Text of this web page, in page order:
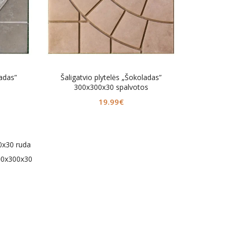
Šaligatvio plytelės „Šokoladas”
300x300x30 spalvotos
19.99€